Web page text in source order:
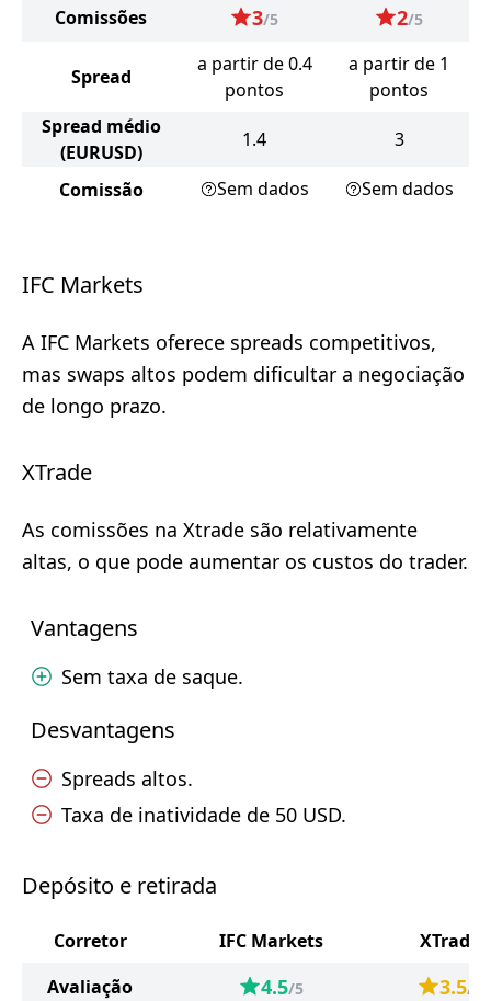
Comissões
3/5 2/5
Spread
a partir de 0.4
pontos
a partir de 1
pontos
Spread médio
(EURUSD)
1.4 3
Comissão Sem dados Sem dados
IFC Markets
A IFC Markets oferece spreads competitivos,
mas swaps altos podem dificultar a negociação
de longo prazo.
XTrade
As comissões na Xtrade são relativamente
altas, o que pode aumentar os custos do trader.
Vantagens
Sem taxa de saque.
Desvantagens
Spreads altos.
Taxa de inatividade de 50 USD.
Depósito e retirada
Corretor IFC Markets
XTrade
Avaliação
4.5/5 3.5/5